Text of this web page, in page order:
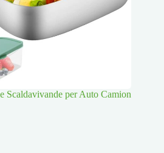
Scaldavivande per Auto Camion